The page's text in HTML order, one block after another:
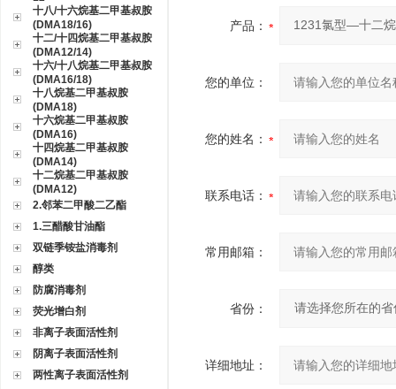
十八/十六烷基二甲基叔胺
(DMA18/16)
十二/十四烷基二甲基叔胺
(DMA12/14)
十六/十八烷基二甲基叔胺
(DMA16/18)
十八烷基二甲基叔胺
(DMA18)
十六烷基二甲基叔胺
(DMA16)
十四烷基二甲基叔胺
(DMA14)
十二烷基二甲基叔胺
(DMA12)
2.邻苯二甲酸二乙酯
1.三醋酸甘油酯
双链季铵盐消毒剂
醇类
防腐消毒剂
荧光增白剂
非离子表面活性剂
阴离子表面活性剂
两性离子表面活性剂
产品：
您的单位：
您的姓名：
联系电话：
常用邮箱：
省份：
详细地址：